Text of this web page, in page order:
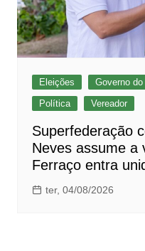
Eleições Governo
Política
Vereador
Superfederação
Neves assume a
Ferraço entra
ter, 04/08/2026